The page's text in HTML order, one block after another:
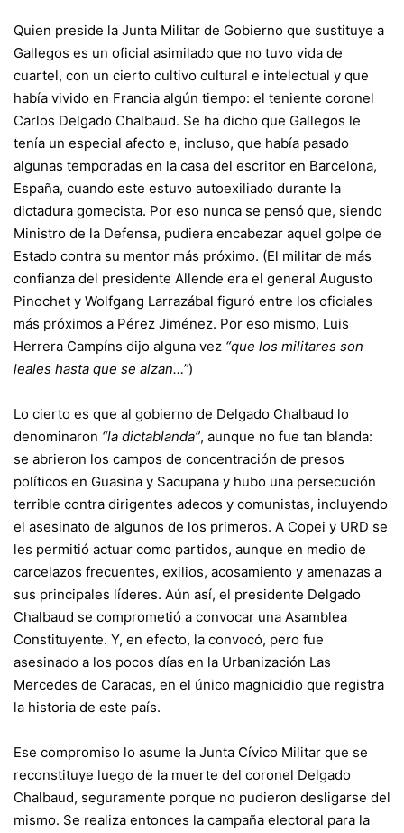
Quien preside la Junta Militar de Gobierno que sustituye a
Gallegos es un oficial asimilado que no tuvo vida de
cuartel, con un cierto cultivo cultural e intelectual y que
había vivido en Francia algún tiempo: el teniente coronel
Carlos Delgado Chalbaud. Se ha dicho que Gallegos le
tenía un especial afecto e, incluso, que había pasado
algunas temporadas en la casa del escritor en Barcelona,
España, cuando este estuvo autoexiliado durante la
dictadura gomecista. Por eso nunca se pensó que, siendo
Ministro de la Defensa, pudiera encabezar aquel golpe de
Estado contra su mentor más próximo. (El militar de más
confianza del presidente Allende era el general Augusto
Pinochet y Wolfgang Larrazábal figuró entre los oficiales
más próximos a Pérez Jiménez. Por eso mismo, Luis
Herrera Campíns dijo alguna vez “que los militares son
leales hasta que se alzan…”)
Lo cierto es que al gobierno de Delgado Chalbaud lo
denominaron “la dictablanda”, aunque no fue tan blanda:
se abrieron los campos de concentración de presos
políticos en Guasina y Sacupana y hubo una persecución
terrible contra dirigentes adecos y comunistas, incluyendo
el asesinato de algunos de los primeros. A Copei y URD se
les permitió actuar como partidos, aunque en medio de
carcelazos frecuentes, exilios, acosamiento y amenazas a
sus principales líderes. Aún así, el presidente Delgado
Chalbaud se comprometió a convocar una Asamblea
Constituyente. Y, en efecto, la convocó, pero fue
asesinado a los pocos días en la Urbanización Las
Mercedes de Caracas, en el único magnicidio que registra
la historia de este país.
Ese compromiso lo asume la Junta Cívico Militar que se
reconstituye luego de la muerte del coronel Delgado
Chalbaud, seguramente porque no pudieron desligarse del
mismo. Se realiza entonces la campaña electoral para la